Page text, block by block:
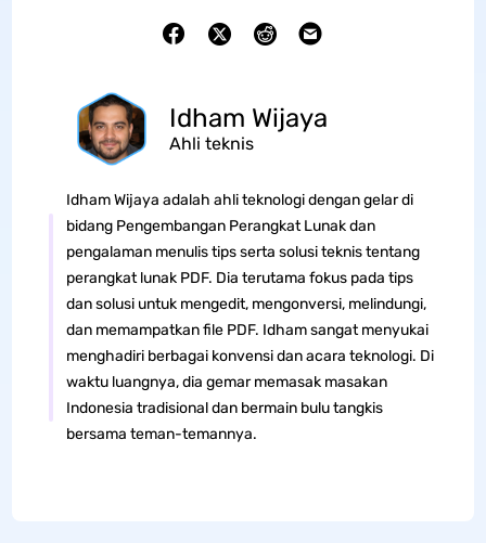
Idham Wijaya
Ahli teknis
Idham Wijaya adalah ahli teknologi dengan gelar di
bidang Pengembangan Perangkat Lunak dan
pengalaman menulis tips serta solusi teknis tentang
perangkat lunak PDF. Dia terutama fokus pada tips
dan solusi untuk mengedit, mengonversi, melindungi,
dan memampatkan file PDF. Idham sangat menyukai
menghadiri berbagai konvensi dan acara teknologi. Di
waktu luangnya, dia gemar memasak masakan
Indonesia tradisional dan bermain bulu tangkis
bersama teman-temannya.